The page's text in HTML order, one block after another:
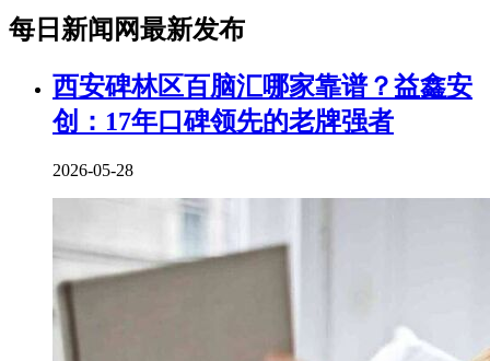
每日新闻网最新发布
西安碑林区百脑汇哪家靠谱？益鑫安
创：17年口碑领先的老牌强者
2026-05-28